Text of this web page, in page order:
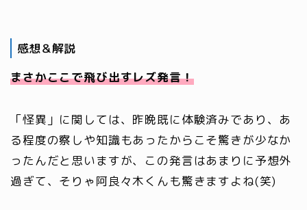
感想＆解説
まさかここで飛び出すレズ発言！
「怪異」に関しては、昨晩既に体験済みであり、あ
る程度の察しや知識もあったからこそ驚きが少なか
ったんだと思いますが、この発言はあまりに予想外
過ぎて、そりゃ阿良々木くんも驚きますよね(笑)